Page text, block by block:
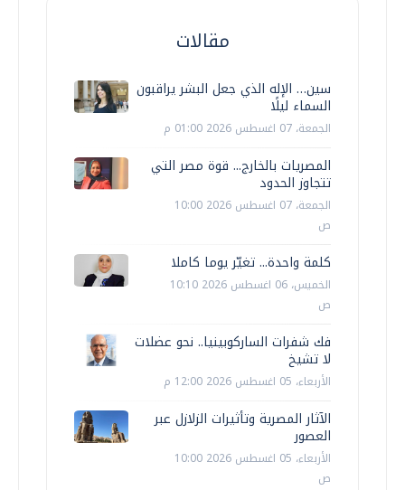
مقالات
سين… الإله الذي جعل البشر يراقبون
السماء ليلًا
الجمعة، 07 اغسطس 2026 01:00 م
المصريات بالخارج... قوة مصر التي
تتجاوز الحدود
الجمعة، 07 اغسطس 2026 10:00
ص
كلمة واحدة... تغيّر يوما كاملا
الخميس، 06 اغسطس 2026 10:10
ص
فك شفرات الساركوبينيا.. نحو عضلات
لا تشيخ
الأربعاء، 05 اغسطس 2026 12:00 م
الآثار المصرية وتأثيرات الزلازل عبر
العصور
الأربعاء، 05 اغسطس 2026 10:00
ص